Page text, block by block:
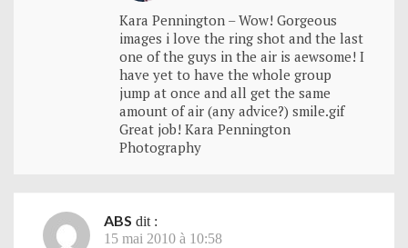
Kara Pennington – Wow! Gorgeous
images i love the ring shot and the last
one of the guys in the air is aewsome! I
have yet to have the whole group
jump at once and all get the same
amount of air (any advice?) smile.gif
Great job! Kara Pennington
Photography
ABS dit :
15 mai 2010 à 10:58